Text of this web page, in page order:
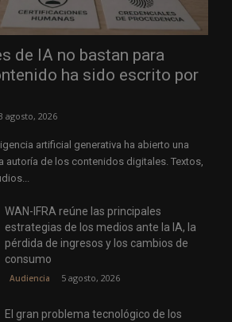
de IA no bastan para
ha sido escrito por
agosto, 2026
artificial generativa ha abierto una
autoría de los contenidos digitales. Textos,
WAN-IFRA reúne las principales
estrategias de los medios ante la IA, la
pérdida de ingresos y los cambios de
consumo
Audiencia 5 agosto, 2026
El gran problema tecnológico de los